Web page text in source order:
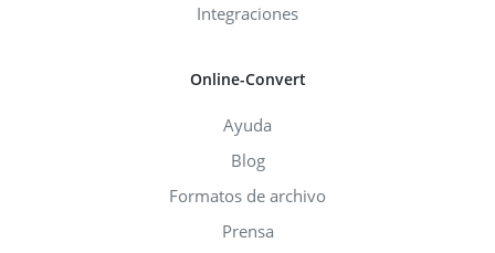
Integraciones
Online-Convert
Ayuda
Blog
Formatos de archivo
Prensa